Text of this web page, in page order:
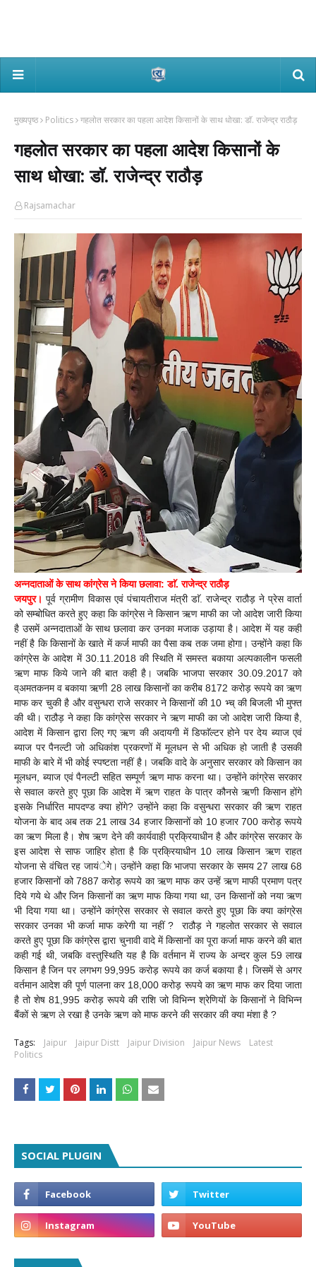
मुख्यपृष्ठ Politics गहलोत सरकार का पहला आदेश किसानों के साथ धोखा: डाॅ. राजेन्द्र राठौड़
गहलोत सरकार का पहला आदेश किसानों के
साथ धोखा: डाॅ. राजेन्द्र राठौड़
Rajsamachar
अन्नदाताओं के साथ कांग्रेस ने किया छलावा: डाॅ. राजेन्द्र राठौड़
जयपुर। पूर्व ग्रामीण विकास एवं पंचायतीराज मंत्री डाॅ. राजेन्द्र राठौड़ ने प्रेस वार्ता
को सम्बोधित करते हुए कहा कि कांग्रेस ने किसान ऋण माफी का जो आदेश जारी किया
है उसमें अन्नदाताओं के साथ छलावा कर उनका मजाक उड़ाया है। आदेश में यह कहीं
नहीं है कि किसानों के खाते में कर्ज माफी का पैसा कब तक जमा होगा। उन्होंने कहा कि
कांग्रेस के आदेश में 30.11.2018 की स्थिति में समस्त बकाया अल्पकालीन फसली
ऋण माफ किये जाने की बात कही है। जबकि भाजपा सरकार 30.09.2017 को
व्अमतकनम व बकाया ऋणी 28 लाख किसानों का करीब 8172 करोड़ रूपये का ऋण
माफ कर चुकी है और वसुन्धरा राजे सरकार ने किसानों की 10 भ्च् की बिजली भी मुफ्त
की थी। राठौड़ ने कहा कि कांग्रेस सरकार ने ऋण माफी का जो आदेश जारी किया है,
आदेश में किसान द्वारा लिए गए ऋण की अदायगी में डिफाॅल्टर होने पर देय ब्याज एवं
ब्याज पर पैनल्टी जो अधिकांश प्रकरणों में मूलधन से भी अधिक हो जाती है उसकी
माफी के बारे में भी कोई स्पष्टता नहीं है। जबकि वादे के अनुसार सरकार को किसान का
मूलधन, ब्याज एवं पैनल्टी सहित सम्पूर्ण ऋण माफ करना था। उन्होंने कांग्रेस सरकार
से सवाल करते हुए पूछा कि आदेश में ऋण राहत के पात्र कौनसे ऋणी किसान होंगे
इसके निर्धारित मापदण्ड क्या होंगे? उन्होंने कहा कि वसुन्धरा सरकार की ऋण राहत
योजना के बाद अब तक 21 लाख 34 हजार किसानों को 10 हजार 700 करोड़ रूपये
का ऋण मिला है। शेष ऋण देने की कार्यवाही प्रक्रियाधीन है और कांग्रेस सरकार के
इस आदेश से साफ जाहिर होता है कि प्रक्रियाधीन 10 लाख किसान ऋण राहत
योजना से वंचित रह जायंेगे। उन्होंने कहा कि भाजपा सरकार के समय 27 लाख 68
हजार किसानों को 7887 करोड़ रूपये का ऋण माफ कर उन्हें ऋण माफी प्रमाण पत्र
दिये गये थे और जिन किसानों का ऋण माफ किया गया था, उन किसानों को नया ऋण
भी दिया गया था। उन्होंने कांग्रेस सरकार से सवाल करते हुए पूछा कि क्या कांग्रेस
सरकार उनका भी कर्जा माफ करेगी या नहीं ? राठौड़ ने गहलोत सरकार से सवाल
करते हुए पूछा कि कांग्रेस द्वारा चुनावी वादे में किसानों का पूरा कर्जा माफ करने की बात
कही गई थी, जबकि वस्तुस्थिति यह है कि वर्तमान में राज्य के अन्दर कुल 59 लाख
किसान है जिन पर लगभग 99,995 करोड़ रूपये का कर्ज बकाया है। जिसमें से अगर
वर्तमान आदेश की पूर्ण पालना कर 18,000 करोड़ रूपये का ऋण माफ कर दिया जाता
है तो शेष 81,995 करोड़ रूपये की राशि जो विभिन्न श्रेणियों के किसानों ने विभिन्न
बैंकों से ऋण ले रखा है उनके ऋण को माफ करने की सरकार की क्या मंशा है ?
Tags: Jaipur Jaipur Distt Jaipur Division Jaipur News
Latest
Politics
SOCIAL PLUGIN